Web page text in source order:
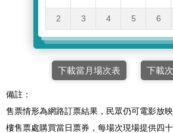
2 3 4 5 6
下載當月場次表 下載
備註：
售票情形為網路訂票結果，民眾仍可電影放
樓售票處購買當日票券，每場次現場提供四